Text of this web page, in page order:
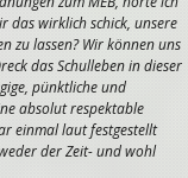
das wirklich schick, unsere
zu lassen? Wir können uns
das Schulleben in dieser
pünktliche und
absolut respektable
einmal laut festgestellt
der Zeit- und wohl